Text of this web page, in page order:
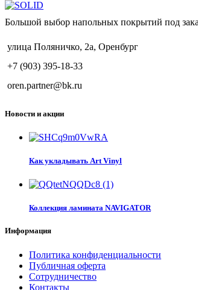
Большой выбор напольных покрытий под
улица Поляничко, 2а, Оренбург
+7 (903) 395-18-33
oren.partner@bk.ru
Новости и акции
Как укладывать Art Vinyl
Коллекция ламината NAVIGATOR
Информация
Политика конфиденциальности
Публичная оферта
Сотрудничество
Контакты